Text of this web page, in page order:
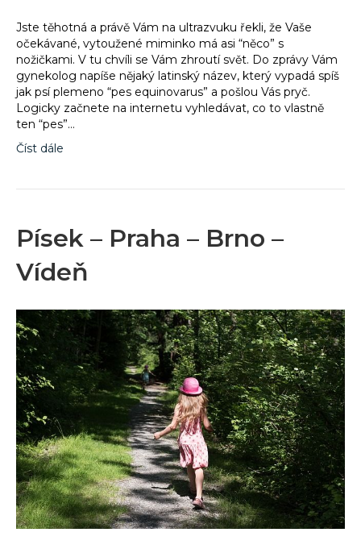
Jste těhotná a právě Vám na ultrazvuku řekli, že Vaše
očekávané, vytoužené miminko má asi “něco” s
nožičkami. V tu chvíli se Vám zhroutí svět. Do zprávy Vám
gynekolog napíše nějaký latinský název, který vypadá spíš
jak psí plemeno “pes equinovarus” a pošlou Vás pryč.
Logicky začnete na internetu vyhledávat, co to vlastně
ten “pes”…
Číst dále
Písek – Praha – Brno –
Vídeň